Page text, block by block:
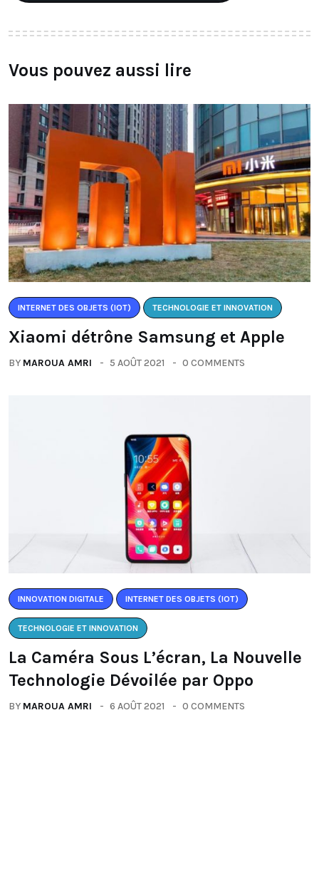
Vous pouvez aussi lire
INTERNET DES OBJETS (IOT) TECHNOLOGIE ET INNOVATION
Xiaomi détrône Samsung et Apple
BY MAROUA AMRI 5 AOÛT 2021 0 COMMENTS
INNOVATION DIGITALE INTERNET DES OBJETS (IOT)
TECHNOLOGIE ET INNOVATION
La Caméra Sous L’écran, La Nouvelle
Technologie Dévoilée par Oppo
BY MAROUA AMRI 6 AOÛT 2021 0 COMMENTS